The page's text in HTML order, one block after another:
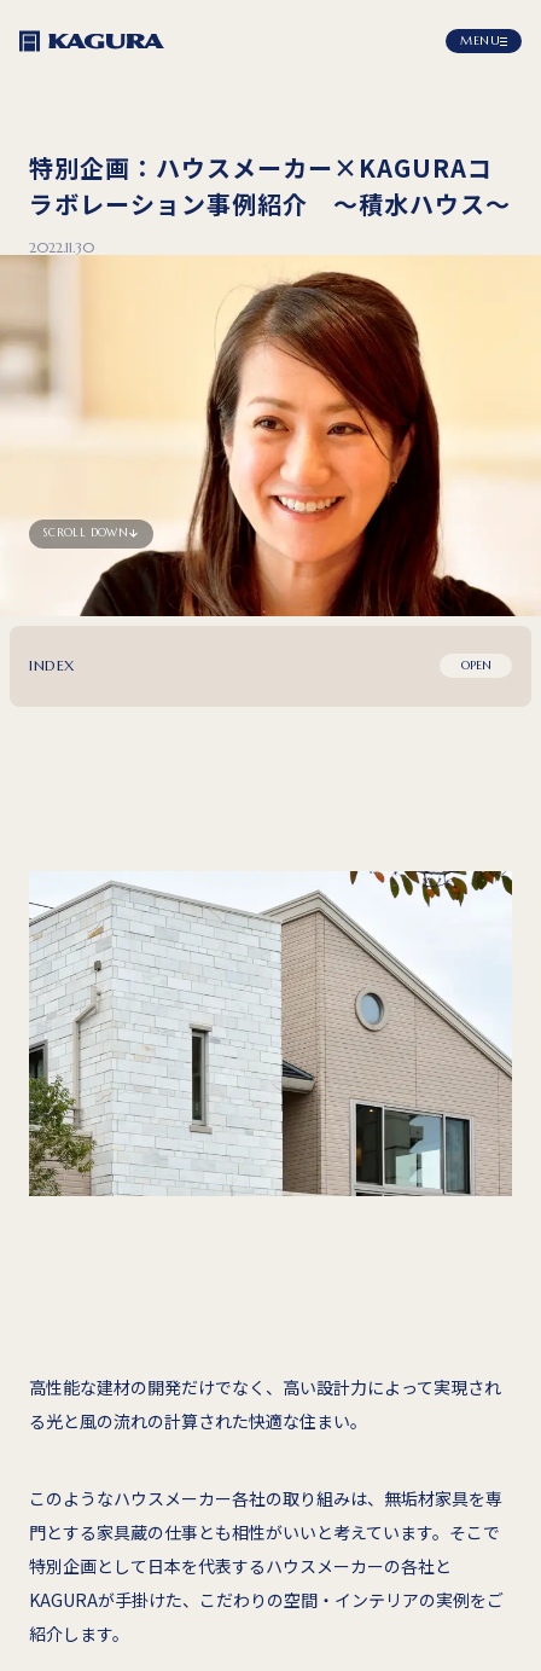
MENU
特別企画：ハウスメーカー×KAGURAコ
ラボレーション事例紹介 ～積水ハウス～
2022.11.30
SCROLL DOWN
INDEX OPEN
高性能な建材の開発だけでなく、高い設計力によって実現され
る光と風の流れの計算された快適な住まい。
このようなハウスメーカー各社の取り組みは、無垢材家具を専
門とする家具蔵の仕事とも相性がいいと考えています。そこで
特別企画として日本を代表するハウスメーカーの各社と
KAGURAが手掛けた、こだわりの空間・インテリアの実例をご
紹介します。